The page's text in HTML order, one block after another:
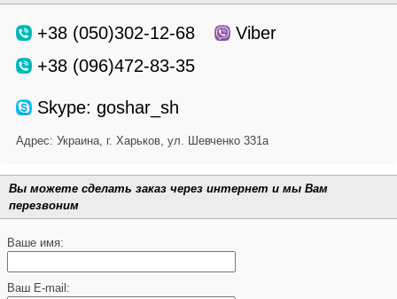
+38 (050)302-12-68
+38 (096)472-83-35
Viber
Skype: goshar_sh
Адрес: Украина, г. Харьков, ул. Шевченко 331а
Вы можете сделать заказ через интернет и мы Вам
перезвоним
Ваше имя:
Ваш E-mail: